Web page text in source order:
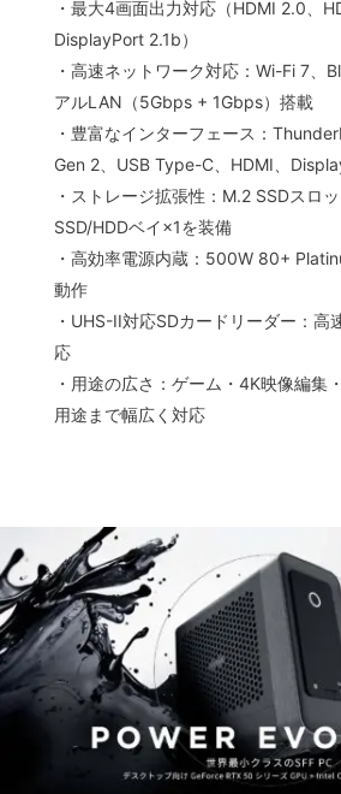
・最大4画面出力対応（HDMI 2.0、
DisplayPort 2.1b）
・高速ネットワーク対応：Wi-Fi 7、
アルLAN（5Gbps + 1Gbps）搭載
・豊富なインターフェース：
Gen 2、USB Type-C、HDMI、
・ストレージ拡張性：M.2 SSDスロ
SSD/HDDベイ×1を装備
・高効率電源内蔵：500W 80+
動作
・UHS-II対応SDカードリーダー：高
応
・用途の広さ：ゲーム・4K映像編集
用途まで幅広く対応